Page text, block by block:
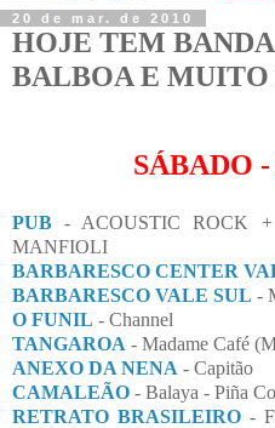
20 de mar. de 2010
HOJE TEM
BALBOA E MUITO
SÁBADO -
PUB - ACOUSTIC ROCK
MANFIOLI
BARBARESCO CENTER
BARBARESCO VALE SUL -
O FUNIL - Channel
TANGAROA - Madame Café
ANEXO DA NENA - Capitão
CAMALEÃO - Balaya - Piña
RETRATO BRASILEIRO-